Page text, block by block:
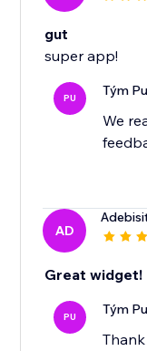
gut
super app!
PU Tým
We
AD
Great widget!
PU Tým